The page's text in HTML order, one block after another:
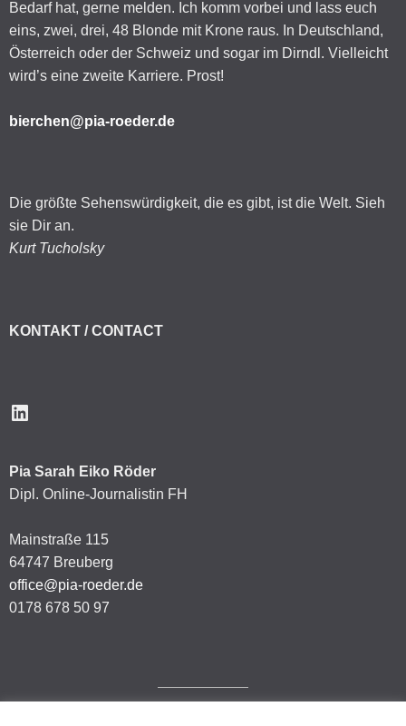
Bedarf hat, gerne melden. Ich komm vorbei und lass euch
eins, zwei, drei, 48 Blonde mit Krone raus. In Deutschland,
Österreich oder der Schweiz und sogar im Dirndl. Vielleicht
wird’s eine zweite Karriere. Prost!
bierchen@pia-roeder.de
Die größte Sehenswürdigkeit, die es gibt, ist die Welt. Sieh
sie Dir an.
Kurt Tucholsky
KONTAKT / CONTACT
LinkedIn
Pia Sarah Eiko Röder
Dipl. Online-Journalistin FH
Mainstraße 115
64747 Breuberg
office@pia-roeder.de
0178 678 50 97